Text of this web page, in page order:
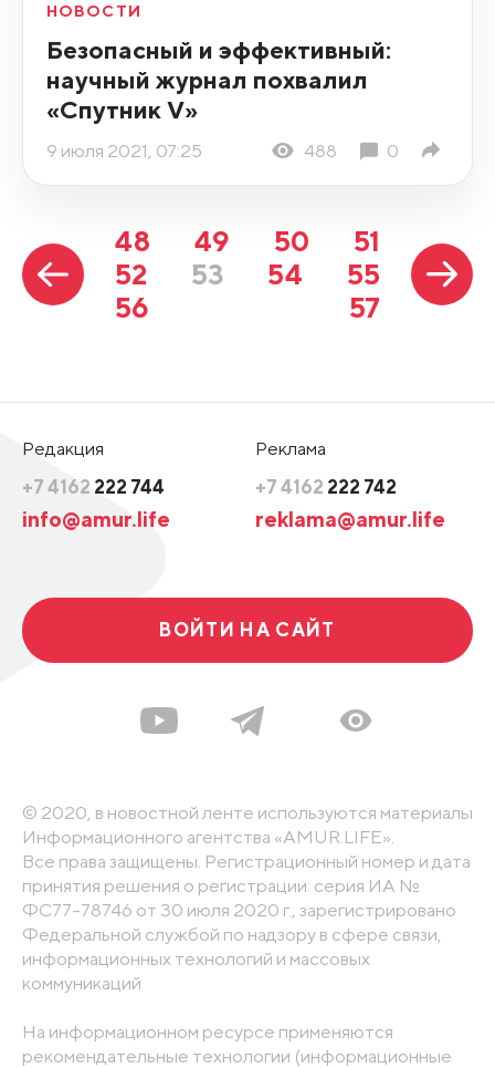
НОВОСТИ
Безопасный и эффективный:
научный журнал похвалил
«Спутник V»
9 июля 2021, 07:25 488 0
48 49 50
51
52
53 54
55
56
57
Редакция
+7 4162 222 744
info@amur.life
Реклама
+7 4162 222 742
reklama@amur.life
ВОЙТИ НА САЙТ
© 2020, в новостной ленте используются материалы
Информационного агентства «AMUR.LIFE».
Все права защищены. Регистрационный номер и дата
принятия решения о регистрации: серия ИА №
ФС77-78746 от 30 июля 2020 г., зарегистрировано
Федеральной службой по надзору в сфере связи,
информационных технологий и массовых
коммуникаций
На информационном ресурсе применяются
рекомендательные технологии (информационные